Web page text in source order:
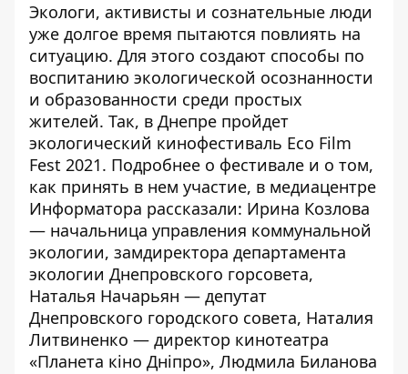
Экологи, активисты и сознательные люди
уже долгое время пытаются повлиять на
ситуацию. Для этого создают способы по
воспитанию экологической осознанности
и образованности среди простых
жителей. Так, в Днепре пройдет
экологический кинофестиваль Eco Film
Fest 2021. Подробнее о фестивале и о том,
как принять в нем участие, в медиацентре
Информатора рассказали: Ирина Козлова
— начальница управления коммунальной
экологии, замдиректора департамента
экологии Днепровского горсовета,
Наталья Начарьян — депутат
Днепровского городского совета, Наталия
Литвиненко — директор кинотеатра
«Планета кіно Дніпро», Людмила Биланова